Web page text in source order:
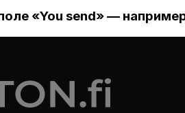
«You send» —